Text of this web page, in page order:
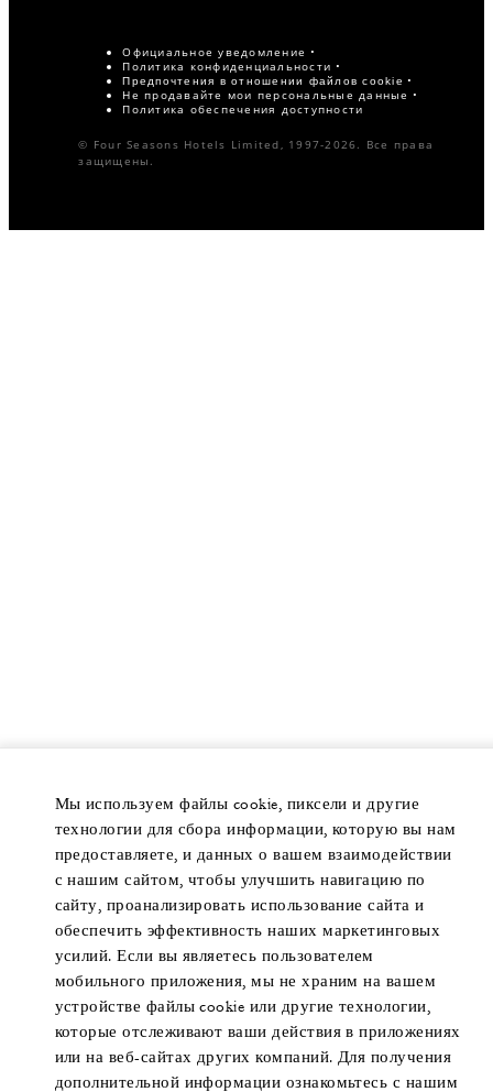
Официальное уведомление
Политика конфиденциальности
Предпочтения в отношении файлов cookie
Не продавайте мои персональные данные
Политика обеспечения доступности
© Four Seasons Hotels Limited, 1997-2026. Все права
защищены.
Мы используем файлы cookie, пиксели и другие
технологии для сбора информации, которую вы нам
предоставляете, и данных о вашем взаимодействии
с нашим сайтом, чтобы улучшить навигацию по
сайту, проанализировать использование сайта и
обеспечить эффективность наших маркетинговых
усилий. Если вы являетесь пользователем
мобильного приложения, мы не храним на вашем
устройстве файлы cookie или другие технологии,
которые отслеживают ваши действия в приложениях
или на веб-сайтах других компаний. Для получения
дополнительной информации ознакомьтесь с нашим